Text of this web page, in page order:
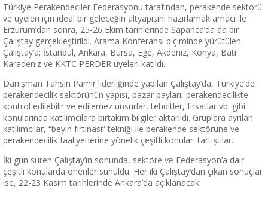
Türkiye Perakendeciler Federasyonu tarafından, perakende sektörü
ve üyeleri için ideal bir geleceğin altyapısını hazırlamak amacı ile
Erzurum’dan sonra, 25-26 Ekim tarihlerinde Sapanca’da da bir
Çalıştay gerçekleştirildi. Arama Konferansı biçiminde yürütülen
Çalıştay’a; İstanbul, Ankara, Bursa, Ege, Akdeniz, Konya, Batı
Karadeniz ve KKTC PERDER üyeleri katıldı.
Danışman Tahsin Pamir liderliğinde yapılan Çalıştay’da, Türkiye’de
perakendecilik sektörünün yapısı, pazar payları, perakendecilikte
kontrol edilebilir ve edilemez unsurlar, tehditler, fırsatlar vb. gibi
konularında katılımcılara birtakım bilgiler aktarıldı. Gruplara ayrılan
katılımcılar, “beyin fırtınası” tekniği ile perakende sektörüne ve
perakendecilik faaliyetlerine yönelik çeşitli konuları tartıştılar.
İki gün süren Çalıştay’ın sonunda, sektöre ve Federasyon’a dair
çeşitli konularda öneriler sunuldu. Her iki Çalıştay’dan çıkan sonuçlar
ise, 22-23 Kasım tarihlerinde Ankara’da açıklanacak.